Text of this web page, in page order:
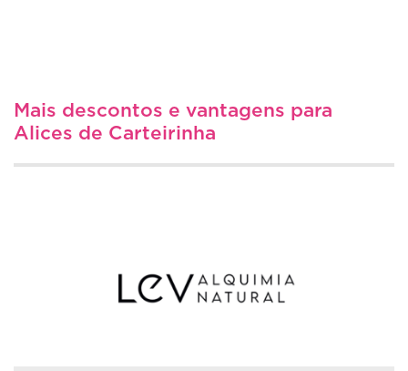
Mais descontos e vantagens para
Alices de Carteirinha